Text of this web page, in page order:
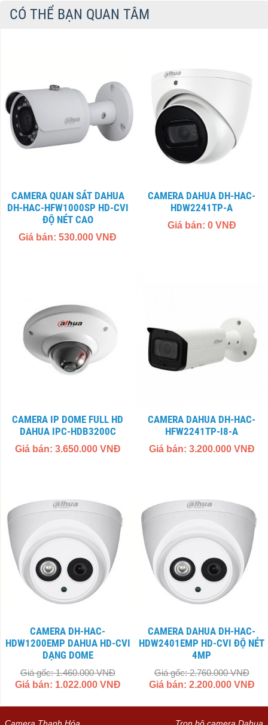
CÓ THỂ BẠN QUAN TÂM
CAMERA QUAN SÁT DAHUA
DH-HAC-HFW1000SP​ HD-CVI
ĐỘ NÉT CAO
Giá bán: 530.000 VNĐ
CAMERA DAHUA DH-HAC-
HDW2241TP-A
Giá bán: 0 VNĐ
CAMERA IP DOME FULL HD
DAHUA IPC-HDB3200C
Giá bán: 3.650.000 VNĐ
CAMERA DAHUA DH-HAC-
HFW2241TP-I8-A
Giá bán: 3.200.000 VNĐ
CAMERA DH-HAC-
HDW1200EMP DAHUA HD-CVI
DẠNG DOME
Giá gốc: 1.460.000 VNĐ
Giá bán: 1.022.000 VNĐ
CAMERA DAHUA DH-HAC-
HDW2401EMP HD-CVI ĐỘ NÉT
4MP
Giá gốc: 2.760.000 VNĐ
Giá bán: 2.200.000 VNĐ